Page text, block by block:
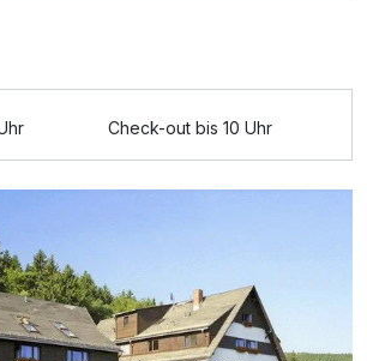
p.P. ab289,00 €
Check-out bis 10 Uhr